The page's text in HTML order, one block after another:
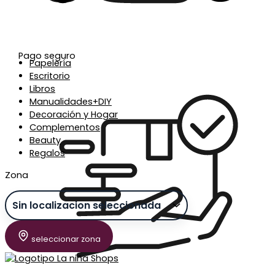
Papelería
Escritorio
Libros
Manualidades+DIY
Decoración y Hogar
Complementos
Beauty
Regalos
Zona
seleccionar zona
Pago seguro